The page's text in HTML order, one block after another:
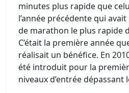
minutes plus rapide que
l’année précédente qui
de marathon le plus rapide
C’était la première année
réalisait un bénéfice. En
été introduit pour la
niveaux d’entrée dépassant